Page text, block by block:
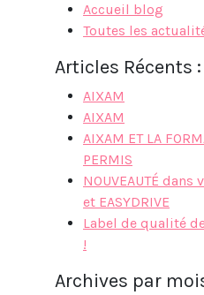
Accueil blog
Toutes les
Articles Récents :
AIXAM
AIXAM
AIXAM ET LA
PERMIS
NOUVEAUTÉ dans
et EASYDRIVE
Label de qualité
!
Archives par